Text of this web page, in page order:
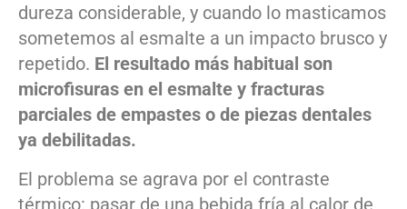
dureza considerable, y cuando lo masticamos
sometemos al esmalte a un impacto brusco y
repetido. El resultado más habitual son
microfisuras en el esmalte y fracturas
parciales de empastes o de piezas dentales
ya debilitadas.
El problema se agrava por el contraste
térmico: pasar de una bebida fría al calor de